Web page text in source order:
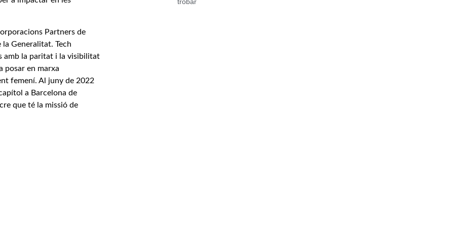
Partners de
Generalitat. Tech
amb la paritat i la visibilitat
posar en marxa
femení. Al juny de 2022
a Barcelona de
que té la missió de
trobar